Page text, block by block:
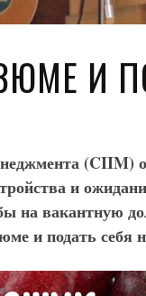
И
(CIIM)
и
на вакантную
и подать себя